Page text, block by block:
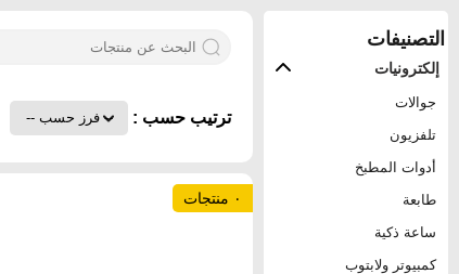
التصنيفات
إلكترونيات
جوالات
تلفزيون
أدوات المطبخ
طابعة
ساعة ذكية
كمبيوتر ولابتوب
ترتيب حسب :
٠ منتجات